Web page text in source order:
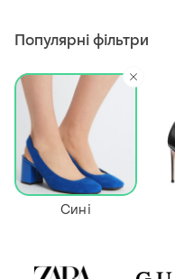
Популярні фільтри
Сині